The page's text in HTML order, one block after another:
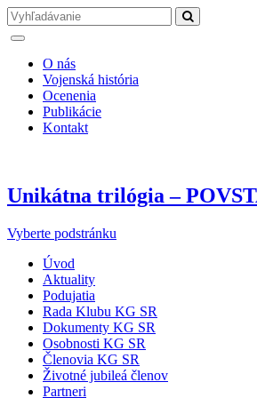
O nás
Vojenská história
Ocenenia
Publikácie
Kontakt
Unikátna trilógia –
Vyberte podstránku
Úvod
Aktuality
Podujatia
Rada Klubu KG SR
Dokumenty KG SR
Osobnosti KG SR
Členovia KG SR
Životné jubileá členov
Partneri